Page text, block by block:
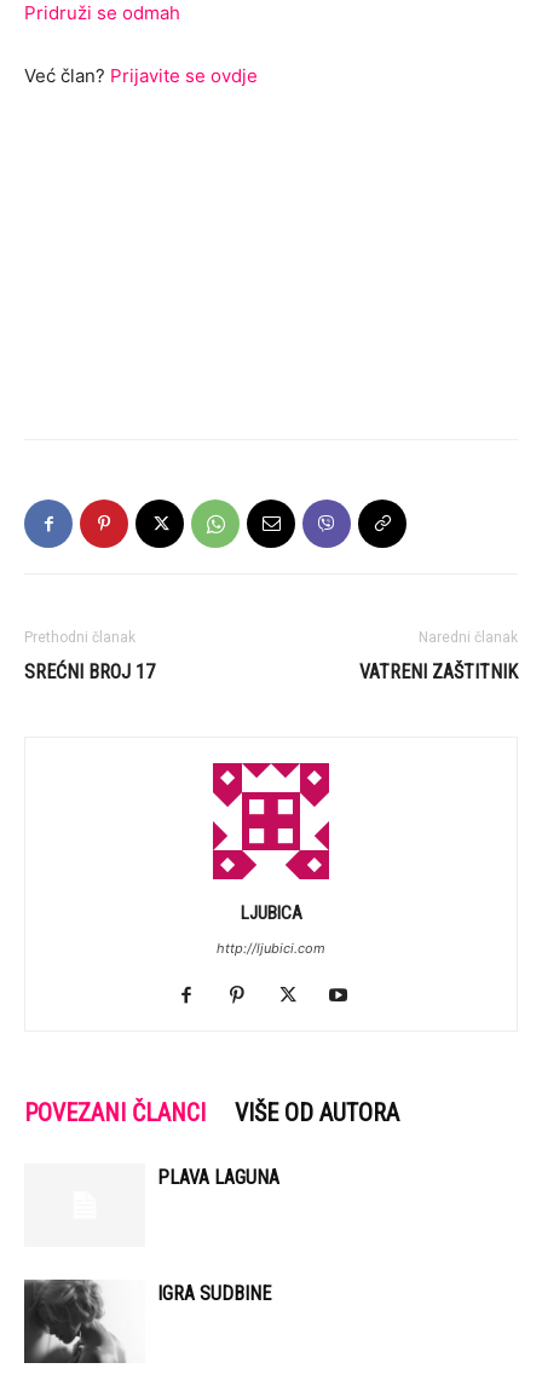
Pridruži se odmah
Već član? Prijavite se ovdje
Prethodni članak
SREĆNI BROJ 17
Naredni članak
VATRENI ZAŠTITNIK
LJUBICA
http://ljubici.com
POVEZANI ČLANCI VIŠE OD AUTORA
PLAVA LAGUNA
IGRA SUDBINE